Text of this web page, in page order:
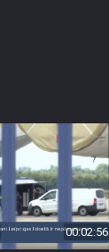
00:02:56